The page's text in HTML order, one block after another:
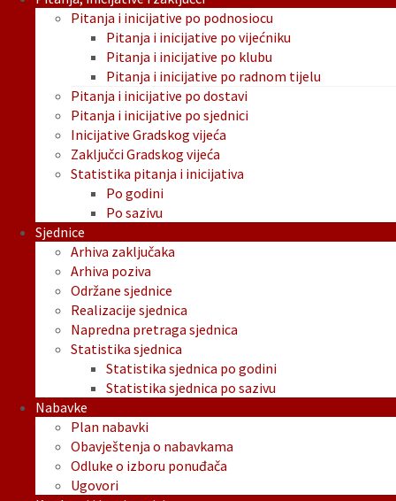
Pitanja i inicijative po podnosiocu
Pitanja i inicijative po vijećniku
Pitanja i inicijative po klubu
Pitanja i inicijative po radnom tijelu
Pitanja i inicijative po dostavi
Pitanja i inicijative po sjednici
Inicijative Gradskog vijeća
Zaključci Gradskog vijeća
Statistika pitanja i inicijativa
Po godini
Po sazivu
Sjednice
Arhiva zaključaka
Arhiva poziva
Održane sjednice
Realizacije sjednica
Napredna pretraga sjednica
Statistika sjednica
Statistika sjednica po godini
Statistika sjednica po sazivu
Nabavke
Plan nabavki
Obavještenja o nabavkama
Odluke o izboru ponuđača
Ugovori